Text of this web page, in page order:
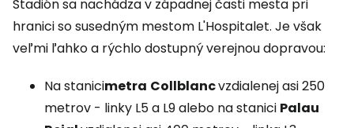
Štadión sa nachádza v západnej časti mesta pri
hranici so susedným mestom L'Hospitalet. Je však
veľmi ľahko a rýchlo dostupný verejnou dopravou:
Na stanicimetra Collblancvzdialenej asi 250
metrov - linky L5 a L9 alebo na stanici Palau